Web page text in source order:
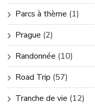
Parcs à thème (1)
Prague (2)
Randonnée (10)
Road Trip (57)
Tranche de vie (12)